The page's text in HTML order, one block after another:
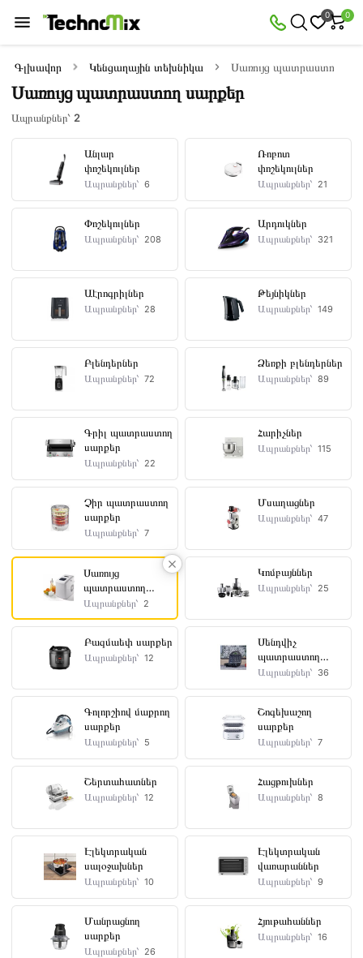
0 0
Գլխավոր Կենցաղային տեխնիկա Սառույց պատրաստող
Սառույց պատրաստող սարքեր
Ապրանքներ՝ 2
Անլար
փոշեկուլներ
Ապրանքներ՝ 6
Ռոբոտ
փոշեկուլներ
Ապրանքներ՝ 21
Փոշեկուլներ
Ապրանքներ՝ 208
Արդուկներ
Ապրանքներ՝ 321
Աէրոգրիլներ
Ապրանքներ՝ 28
Թեյնիկներ
Ապրանքներ՝ 149
Բլենդերներ
Ապրանքներ՝ 72
Ձեռքի բլենդերներ
Ապրանքներ՝ 89
Գրիլ պատրաստող
սարքեր
Ապրանքներ՝ 22
Հարիչներ
Ապրանքներ՝ 115
Չիր պատրաստող
սարքեր
Ապրանքներ՝ 7
Մսաղացներ
Ապրանքներ՝ 47
Սառույց
պատրաստող
սարքեր
Ապրանքներ՝ 2
Կոմբայններ
Ապրանքներ՝ 25
Բազմաեփ սարքեր
Ապրանքներ՝ 12
Սենդվիչ
պատրաստող
սարքեր
Ապրանքներ՝ 36
Գոլորշիով մաքրող
սարքեր
Ապրանքներ՝ 5
Շոգեխաշող
սարքեր
Ապրանքներ՝ 7
Շերտահատներ
Ապրանքներ՝ 12
Հացթուխներ
Ապրանքներ՝ 8
Էլեկտրական
սալօջախներ
Ապրանքներ՝ 10
Էլեկտրական
վառարաններ
Ապրանքներ՝ 9
Մանրացնող
սարքեր
Ապրանքներ՝ 26
Հյութահաններ
Ապրանքներ՝ 16
Զտիչ
Առկա
Զեղչված
Արտադրողներ
GORENJE
Չժանգոտվող
Պողպատ-
Սպիտակ
Արտադրող
Չինաստան
Կառավարումը
Էլեկտրոնային
Ջրի
ծավալը
մակարդակի